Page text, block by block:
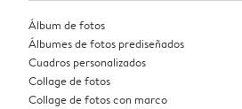
Álbum de fotos
Álbumes de fotos prediseñados
Cuadros personalizados
Collage de fotos
Collage de fotos con marco